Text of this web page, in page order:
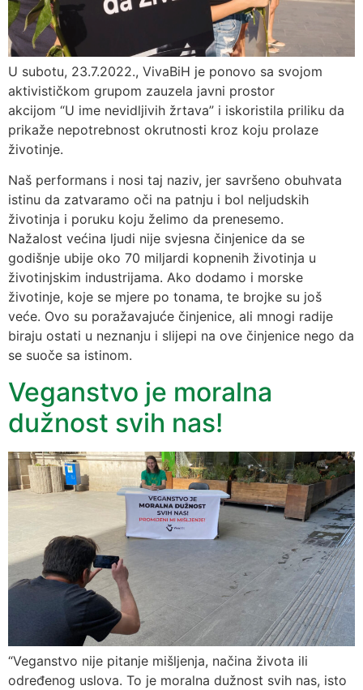
U subotu, 23.7.2022., VivaBiH je ponovo sa svojom
aktivističkom grupom zauzela javni prostor
akcijom “U ime nevidljivih žrtava” i iskoristila priliku da
prikaže nepotrebnost okrutnosti kroz koju prolaze
životinje.
Naš performans i nosi taj naziv, jer savršeno obuhvata
istinu da zatvaramo oči na patnju i bol neljudskih
životinja i poruku koju želimo da prenesemo.
Nažalost većina ljudi nije svjesna činjenice da se
godišnje ubije oko 70 miljardi kopnenih životinja u
životinjskim industrijama. Ako dodamo i morske
životinje, koje se mjere po tonama, te brojke su još
veće. Ovo su poražavajuće činjenice, ali mnogi radije
biraju ostati u neznanju i slijepi na ove činjenice nego da
se suoče sa istinom.
Veganstvo je moralna
dužnost svih nas!
“Veganstvo nije pitanje mišljenja, načina života ili
određenog uslova. To je moralna dužnost svih nas, isto